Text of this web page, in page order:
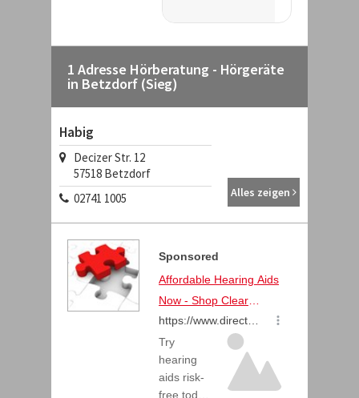
1 Adresse Hörberatung - Hörgeräte
in Betzdorf (Sieg)
Habig
Decizer Str. 12
57518 Betzdorf
02741 1005
Alles zeigen